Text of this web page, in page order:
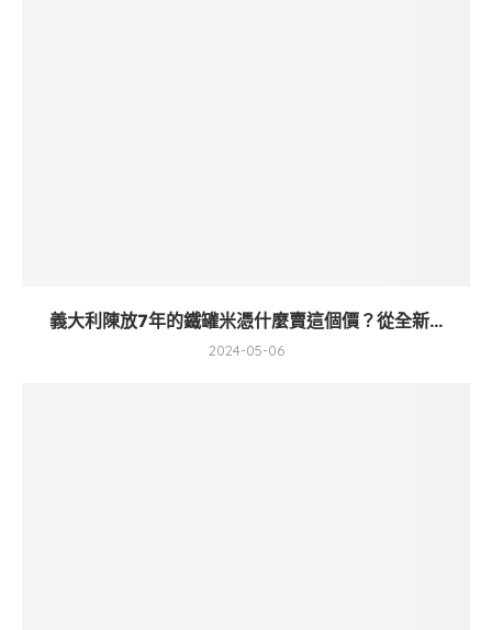
義大利陳放7年的鐵罐米憑什麼賣這個價？從全新...
2024-05-06